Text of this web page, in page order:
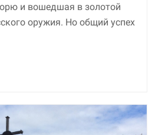
и вошедшая в золотой
оружия. Но общий успех